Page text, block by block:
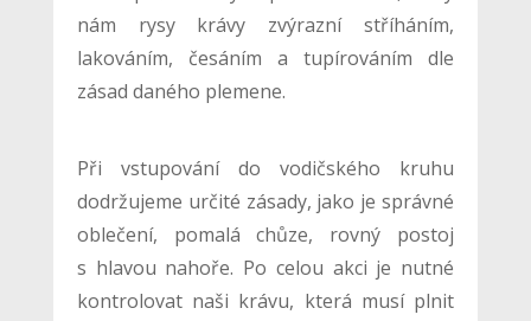
nám rysy krávy zvýrazní stříháním,
lakováním, česáním a tupírováním dle
zásad daného plemene.
Při vstupování do vodičského kruhu
dodržujeme určité zásady, jako je správné
oblečení, pomalá chůze, rovný postoj
s hlavou nahoře. Po celou akci je nutné
kontrolovat naši krávu, která musí plnit